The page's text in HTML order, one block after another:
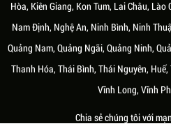
DỤNG THÁC NƯỚC PHONG THỦY
Nam, Hà Tĩnh, Hải Dương, Hải Phòng,
Hòa, Kiên Giang, Kon Tum, Lai Châu,
Nam Định, Nghệ An, Ninh Bình, Ninh
Quảng Nam, Quảng Ngãi, Quảng Ninh,
Thanh Hóa, Thái Bình, Thái Nguyên,
Vĩnh Long, Vĩnh